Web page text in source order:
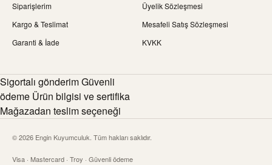
Siparişlerim
Kargo & Teslimat
Garanti & İade
Üyelik Sözleşmesi
Mesafeli Satış Sözleşmesi
KVKK
Sigortalı gönderim Güvenli
ödeme Ürün bilgisi ve sertifika
Mağazadan teslim seçeneği
© 2026 Engin Kuyumculuk. Tüm hakları saklıdır.
Visa · Mastercard · Troy · Güvenli ödeme